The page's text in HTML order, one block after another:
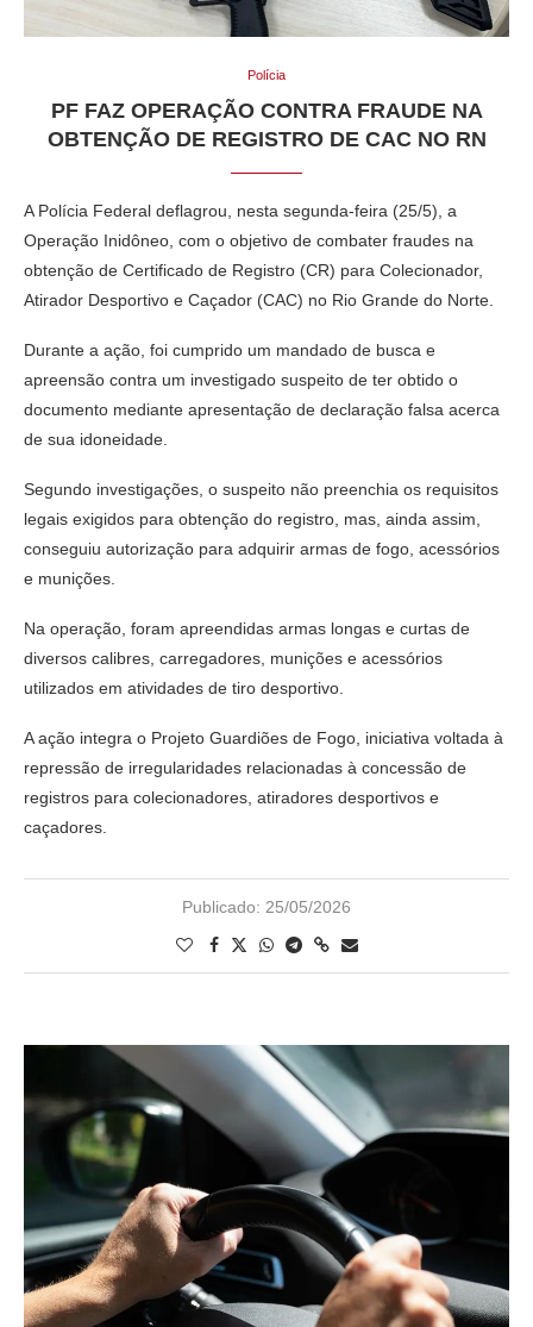
Polícia
PF FAZ OPERAÇÃO CONTRA FRAUDE NA
OBTENÇÃO DE REGISTRO DE CAC NO RN
A Polícia Federal deflagrou, nesta segunda-feira (25/5), a
Operação Inidôneo, com o objetivo de combater fraudes na
obtenção de Certificado de Registro (CR) para Colecionador,
Atirador Desportivo e Caçador (CAC) no Rio Grande do Norte.
Durante a ação, foi cumprido um mandado de busca e
apreensão contra um investigado suspeito de ter obtido o
documento mediante apresentação de declaração falsa acerca
de sua idoneidade.
Segundo investigações, o suspeito não preenchia os requisitos
legais exigidos para obtenção do registro, mas, ainda assim,
conseguiu autorização para adquirir armas de fogo, acessórios
e munições.
Na operação, foram apreendidas armas longas e curtas de
diversos calibres, carregadores, munições e acessórios
utilizados em atividades de tiro desportivo.
A ação integra o Projeto Guardiões de Fogo, iniciativa voltada à
repressão de irregularidades relacionadas à concessão de
registros para colecionadores, atiradores desportivos e
caçadores.
Publicado: 25/05/2026